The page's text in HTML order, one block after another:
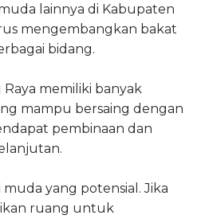
lainnya di Kabupaten
mengembangkan bakat
bidang.
memiliki banyak
mampu bersaing dengan
pembinaan dan
muda yang potensial. Jika
ruang untuk